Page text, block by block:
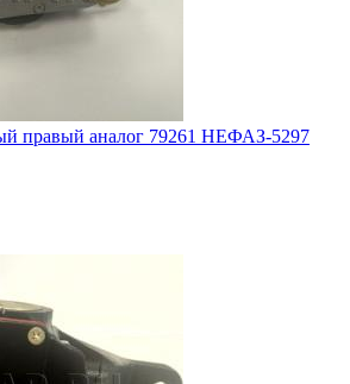
правый аналог 79261 НЕФАЗ-5297